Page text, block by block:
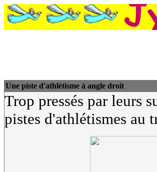
Une piste d'athlétisme à angle droit
Trop pressés par leurs
pistes d'athlétismes au